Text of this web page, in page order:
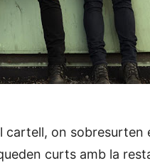
cartell, on sobresurten
curts amb la